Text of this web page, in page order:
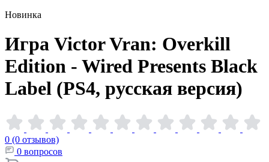
Новинка
Игра Victor Vran: Overkill
Edition - Wired Presents Black
Label (PS4, русская версия)
0 (0 отзывов)
0 вопросов